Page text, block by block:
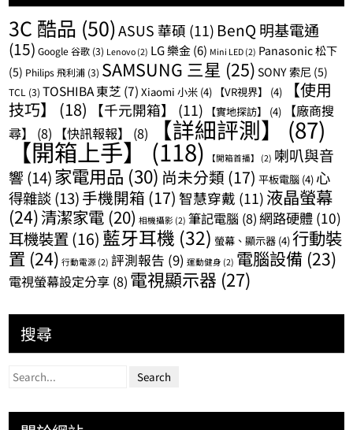
3C 酷品 (50)ASUS 華碩 (11) BenQ 明基電通
(15) Google 谷歌 (3) Lenovo (2) LG 樂金(6) Mini LED (2) Panasonic 松下
(5) Philips 飛利浦 (3) SAMSUNG 三星 (25) SONY 索尼 (5)
TCL (3) TOSHIBA 東芝 (7) Xiaomi 小米 (4) 【VR視界】 (4)
【使用
技巧】
(18) 【千元開箱】 (11) 【實地探訪】 (4)
【廠商搜
尋】
(8) 【快訊報報】 (8) 【詳細評測】 (87)
【開箱上手】(118) 【開箱首播】 (2) 喇叭與音
響 (14)家電用品 (30) 尚未分類 (17) 平板電腦 (4) 心
得雜談 (13)手機開箱 (17) 智慧穿戴 (11) 液晶螢幕
(24)清潔家電 (20) 相機攝影 (2) 筆記電腦 (8)網路硬體 (10)
耳機裝置 (16) 藍牙耳機 (32) 螢幕、顯示器 (4)行動裝
置 (24) 行動電源 (2) 評測報告 (9) 運動健身 (2) 電腦設備 (23)
電視螢幕設定分享 (8) 電視顯示器 (27)
搜尋